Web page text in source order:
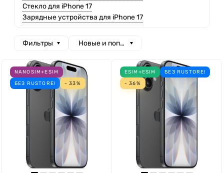
Стекло для iPhone 17
Зарядные устройства для iPhone 17
Фильтры Новые и популярные
NANOSIM+ESIM
БЕЗ RUSTORE!
- 33%
ESIM+ESIM
БЕЗ RUSTORE!
- 36%